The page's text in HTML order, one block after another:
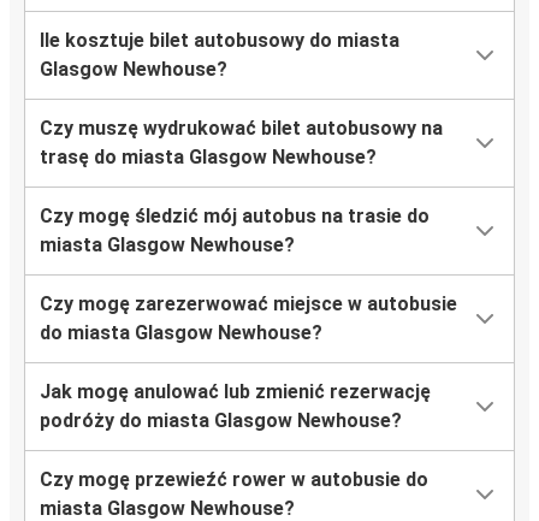
Ile kosztuje bilet autobusowy do miasta
Glasgow Newhouse?
Czy muszę wydrukować bilet autobusowy na
trasę do miasta Glasgow Newhouse?
Czy mogę śledzić mój autobus na trasie do
miasta Glasgow Newhouse?
Czy mogę zarezerwować miejsce w autobusie
do miasta Glasgow Newhouse?
Jak mogę anulować lub zmienić rezerwację
podróży do miasta Glasgow Newhouse?
Czy mogę przewieźć rower w autobusie do
miasta Glasgow Newhouse?